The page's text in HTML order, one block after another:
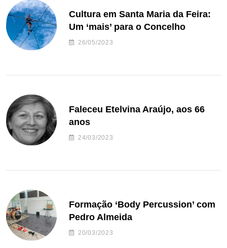
Cultura em Santa Maria da Feira:
Um ‘mais’ para o Concelho
26/05/2023
Faleceu Etelvina Araújo, aos 66
anos
24/03/2023
Formação ‘Body Percussion’ com
Pedro Almeida
20/03/2023